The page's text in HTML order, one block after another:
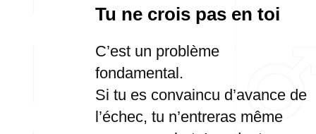
Tu ne crois pas en toi
C’est un problème
fondamental.
Si tu es convaincu d’avance de
l’échec, tu n’entreras même